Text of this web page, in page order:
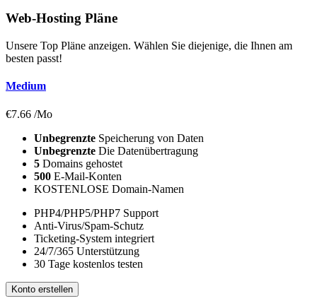
Web-Hosting Pläne
Unsere Top Pläne anzeigen. Wählen Sie diejenige, die Ihnen am
besten passt!
Medium
€7.66 /Mo
Unbegrenzte Speicherung von Daten
Unbegrenzte Die Datenübertragung
5 Domains gehostet
500 E-Mail-Konten
KOSTENLOSE Domain-Namen
PHP4/PHP5/PHP7 Support
Anti-Virus/Spam-Schutz
Ticketing-System integriert
24/7/365 Unterstützung
30 Tage kostenlos testen
Konto erstellen